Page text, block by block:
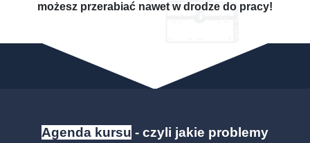
możesz przerabiać nawet w drodze do pracy!
Agenda kursu - czyli jakie problemy